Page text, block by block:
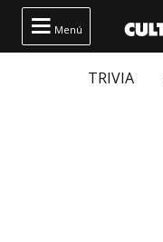
 Menú
TRIVIA